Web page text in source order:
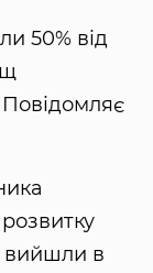
50% від
вийшли в